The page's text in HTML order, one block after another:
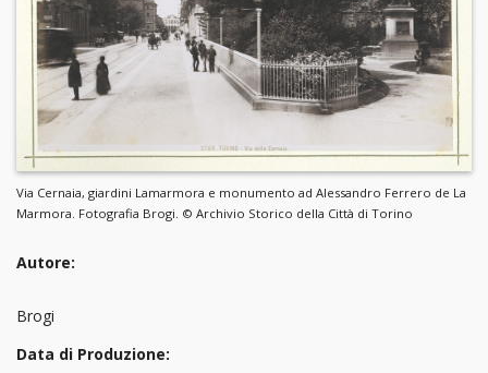
Via Cernaia, giardini Lamarmora e monumento ad Alessandro Ferrero de La
Marmora. Fotografia Brogi. © Archivio Storico della Città di Torino
Autore:
Brogi
Data di Produzione: